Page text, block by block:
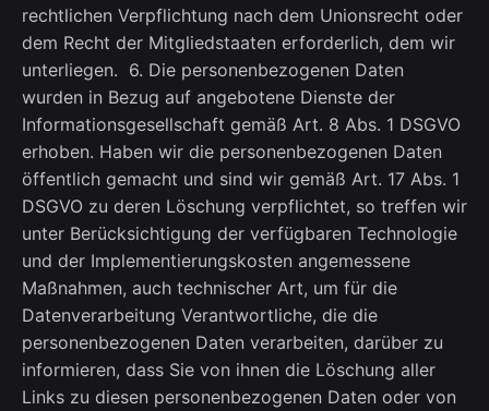
rechtlichen Verpflichtung nach dem Unionsrecht oder
dem Recht der Mitgliedstaaten erforderlich, dem wir
unterliegen. 6. Die personenbezogenen Daten
wurden in Bezug auf angebotene Dienste der
Informationsgesellschaft gemäß Art. 8 Abs. 1 DSGVO
erhoben. Haben wir die personenbezogenen Daten
öffentlich gemacht und sind wir gemäß Art. 17 Abs. 1
DSGVO zu deren Löschung verpflichtet, so treffen wir
unter Berücksichtigung der verfügbaren Technologie
und der Implementierungskosten angemessene
Maßnahmen, auch technischer Art, um für die
Datenverarbeitung Verantwortliche, die die
personenbezogenen Daten verarbeiten, darüber zu
informieren, dass Sie von ihnen die Löschung aller
Links zu diesen personenbezogenen Daten oder von